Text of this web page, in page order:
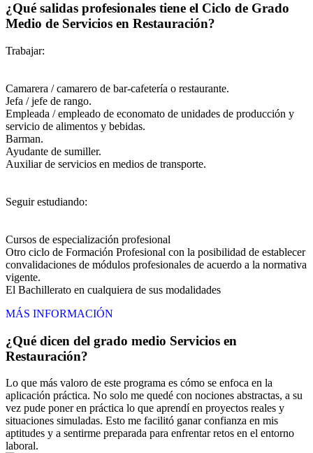
¿Qué salidas profesionales tiene el Ciclo de Grado
Medio de Servicios en Restauración?
Trabajar:
Camarera / camarero de bar-cafetería o restaurante.
Jefa / jefe de rango.
Empleada / empleado de economato de unidades de producción y
servicio de alimentos y bebidas.
Barman.
Ayudante de sumiller.
Auxiliar de servicios en medios de transporte.
Seguir estudiando:
Cursos de especialización profesional
Otro ciclo de Formación Profesional con la posibilidad de establecer
convalidaciones de módulos profesionales de acuerdo a la normativa
vigente.
El Bachillerato en cualquiera de sus modalidades
MÁS INFORMACIÓN
¿Qué dicen del grado medio Servicios en
Restauración?
Lo que más valoro de este programa es cómo se enfoca en la
aplicación práctica. No solo me quedé con nociones abstractas, a su
vez pude poner en práctica lo que aprendí en proyectos reales y
situaciones simuladas. Esto me facilitó ganar confianza en mis
aptitudes y a sentirme preparada para enfrentar retos en el entorno
laboral.